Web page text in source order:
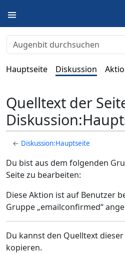
Hauptseite Diskussion
Quelltext der
← Diskussion:Hauptseite
Du bist aus dem folgenden
Seite zu bearbeiten:
Diese Aktion ist auf Benutzer
Gruppe „emailconfirmed“
Du kannst den Quelltext
kopieren.